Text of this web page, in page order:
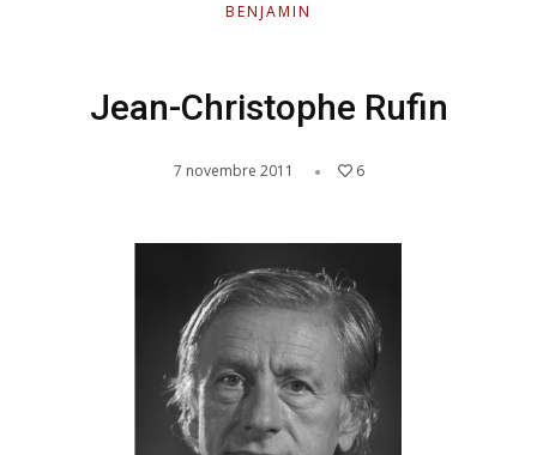
BENJAMIN
Jean-Christophe Rufin
7 novembre 2011 6